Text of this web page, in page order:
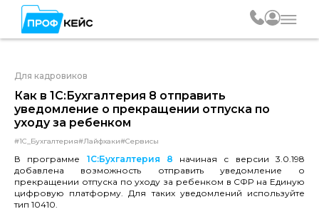
Для кадровиков
Как в 1С:Бухгалтерия 8 отправить
уведомление о прекращении отпуска по
уходу за ребенком
#1С_Бухгалтерия#Лайфхаки#Сервисы
В программе 1С:Бухгалтерия 8 начиная с версии 3.0.198
добавлена возможность отправить уведомление о
прекращении отпуска по уходу за ребенком в СФР на Единую
цифровую платформу. Для таких уведомлений используйте
тип 10410.